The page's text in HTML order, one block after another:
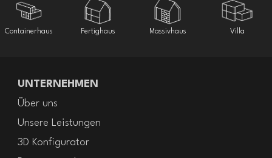
Containerhaus Fertighaus Massivhaus Villa
UNTERNEHMEN
Über uns
Unsere Leistungen
3D Konfigurator